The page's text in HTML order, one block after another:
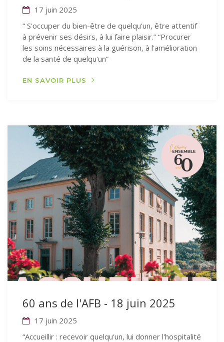
17 juin 2025
“ S'occuper du bien-être de quelqu'un, être attentif
à prévenir ses désirs, à lui faire plaisir.” “Procurer
les soins nécessaires à la guérison, à l'amélioration
de la santé de quelqu'un”
EN SAVOIR PLUS
60 ans de l'AFB - 18 juin 2025
17 juin 2025
“Accueillir : recevoir quelqu'un, lui donner l'hospitalité